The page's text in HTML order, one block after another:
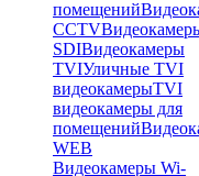
помещений
CCTV
SDIВидеокамеры
TVIУличные TVI
видеокамерыTVI
видеокамеры для
помещений
WEB
Видеокамеры Wi-